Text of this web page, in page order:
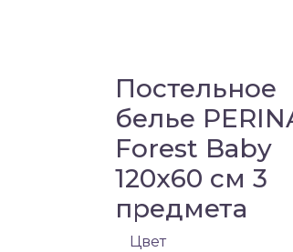
Постельное
белье
Forest Baby
120х60 см 3
предмета
Цвет